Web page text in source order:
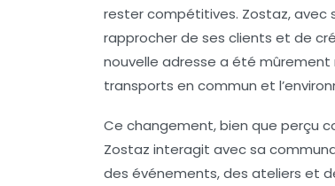
rester compétitives. Zostaz, avec
rapprocher de ses clients et de
nouvelle adresse a été
transports en commun et
Ce changement, bien que perçu
Zostaz interagit avec sa
des événements, des ateliers et